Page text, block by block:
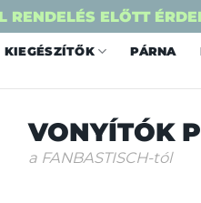
ELŐTT
KIEGÉSZÍTŐK PÁRNA
VONYÍTÓK
a FANBASTISCH-tól